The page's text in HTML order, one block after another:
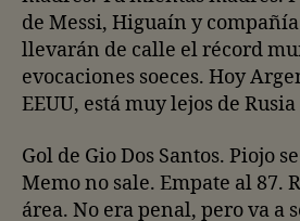
de Messi, Higuaín y
llevarán de calle el récord
evocaciones soeces. Hoy
EEUU, está muy lejos de Rusia
Gol de Gio Dos Santos. Piojo
Memo no sale. Empate al 87.
área. No era penal, pero va a